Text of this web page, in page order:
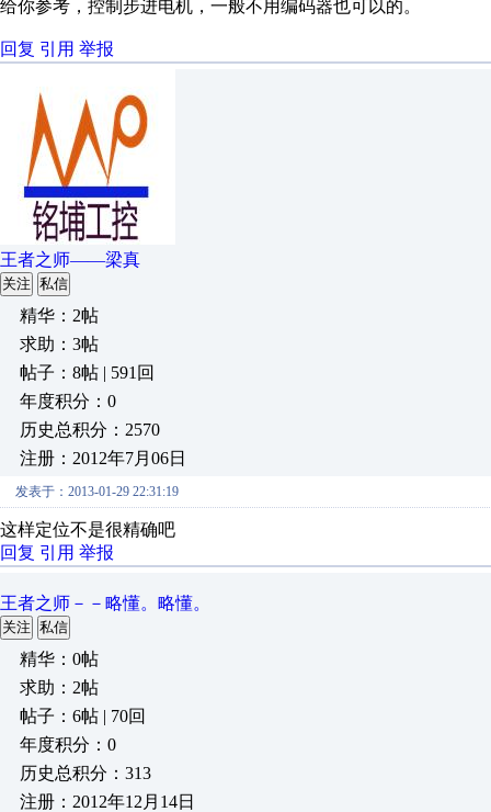
给你参考，控制步进电机，一般不用编码器也可以的。
回复 引用 举报
王者之师——梁真
关注 私信
精华：2帖
求助：3帖
帖子：8帖 | 591回
年度积分：0
历史总积分：2570
注册：2012年7月06日
发表于：2013-01-29 22:31:19
这样定位不是很精确吧
回复 引用 举报
王者之师－－略懂。略懂。
关注 私信
精华：0帖
求助：2帖
帖子：6帖 | 70回
年度积分：0
历史总积分：313
注册：2012年12月14日